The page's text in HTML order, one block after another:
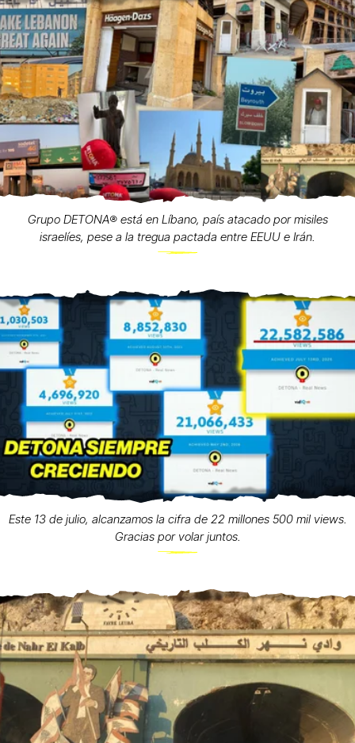
Grupo DETONA®️ está en Líbano, país atacado por misiles
israelíes, pese a la tregua pactada entre EEUU e Irán.
Este 13 de julio, alcanzamos la cifra de 22 millones 500 mil views.
Gracias por volar juntos.